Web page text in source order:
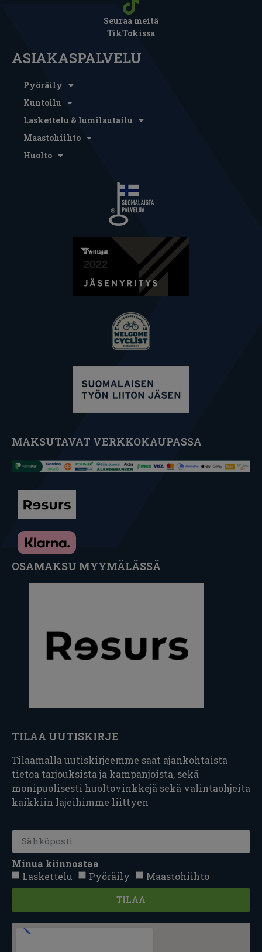
Seuraa meitä
TikTokissa
ASIAKASPALVELU
Pyöräily
Kuntoilu
Laskettelu & lumilautailu
Maastohiihto
Huolto
MAKSUTAVAT VERKKOKAUPASSA
OSAMAKSU MYYMÄLÄSSÄ
TILAA UUTISKIRJE
Tilaamalla uutiskirjeemme saat ajankohtaista
tietoa tarjouksista ja kampanjoista, sekä
monipuolisesti huoltovinkkejä sekä valintaohjeita
kaikkiin lajeihimme liittyen
Minua kiinnostaa
Laskettelu
Pyöräily Maastohiihto
TILAA